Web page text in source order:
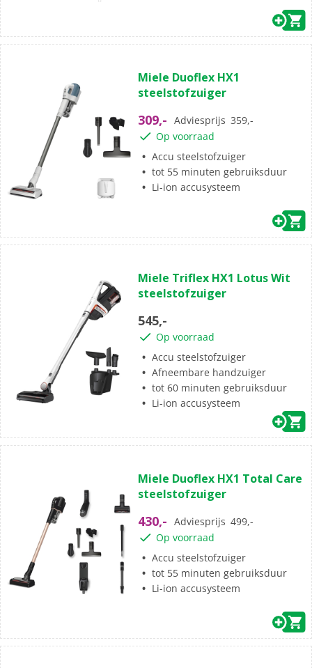
van
de
sterren.
19
beoordelingen
Miele Duoflex HX1
steelstofzuiger
309,- Adviesprijs 359,-
Op voorraad
Accu steelstofzuiger
tot 55 minuten gebruiksduur
Li-ion accusysteem
van
de
sterren.
Miele Triflex HX1 Lotus Wit
steelstofzuiger
545,-
Op voorraad
Accu steelstofzuiger
Afneembare handzuiger
tot 60 minuten gebruiksduur
Li-ion accusysteem
van
de
sterren.
5
beoordelingen
Miele Duoflex HX1 Total Care
steelstofzuiger
430,- Adviesprijs 499,-
Op voorraad
Accu steelstofzuiger
tot 55 minuten gebruiksduur
Li-ion accusysteem